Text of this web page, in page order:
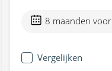
8 maanden voor
Vergelijken